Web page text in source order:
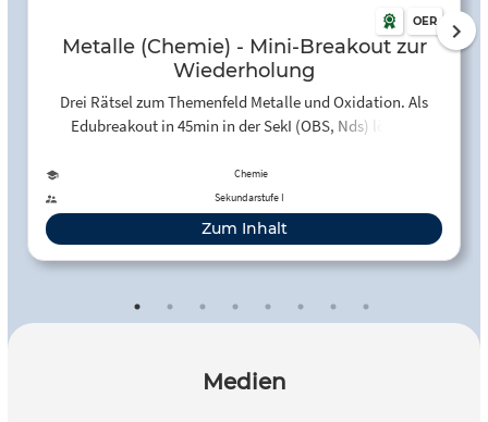
OER
Metalle (Chemie) - Mini-Breakout zur
Wiederholung
Drei Rätsel zum Themenfeld Metalle und Oxidation. Als
Edubreakout in 45min in der SekI (OBS, Nds) lösbar.
Chemie
Sekundarstufe I
Zum Inhalt
Medien